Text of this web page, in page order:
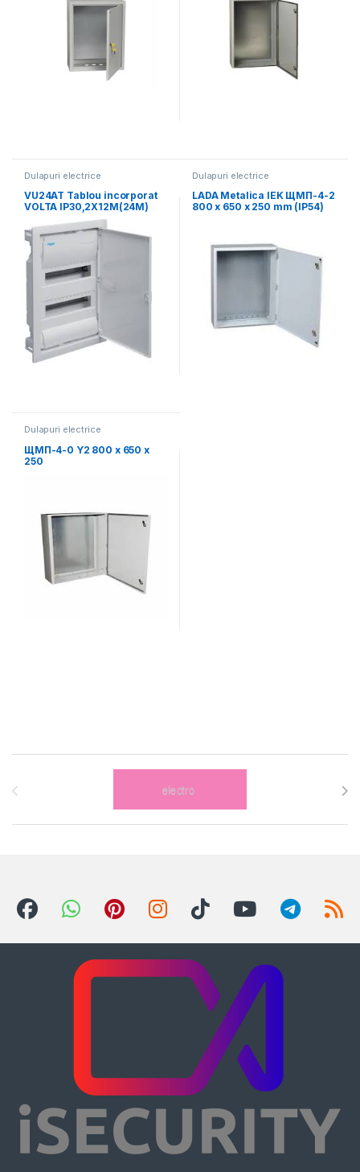
Dulapuri electrice
VU24AT Tablou incorporat
VOLTA IP30,2X12M(24M)
Dulapuri electrice
LADA Metalica IEK ЩМП-4-2
800 x 650 x 250 mm (IP54)
Dulapuri electrice
ЩМП-4-0 Y2 800 x 650 x
250
Brands Carousel